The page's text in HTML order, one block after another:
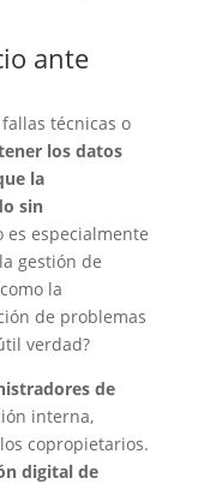
ante
técnicas o
los datos
la
sin
es especialmente
gestión de
la
de problemas
verdad?
de
interna,
copropietarios.
digital de